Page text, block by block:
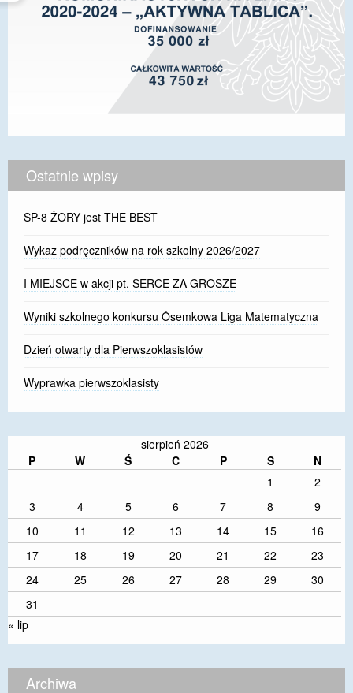
Ostatnie wpisy
SP-8 ŻORY jest THE BEST
Wykaz podręczników na rok szkolny 2026/2027
I MIEJSCE w akcji pt. SERCE ZA GROSZE
Wyniki szkolnego konkursu Ósemkowa Liga Matematyczna
Dzień otwarty dla Pierwszoklasistów
Wyprawka pierwszoklasisty
sierpień 2026
P
W Ś C P S
N
1
2
3
4 5 6 7 8
9
10
11 12 13 14 15
16
17
18 19 20 21 22
23
24
25 26 27 28 29
30
31
« lip
Archiwa